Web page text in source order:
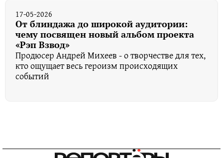
17-05-2026
От блиндажа до широкой аудитории:
чему посвящен новый альбом проекта
«Рэп Взвод»
Продюсер Андрей Михеев - о творчестве для тех,
кто ощущает весь героизм происходящих
событий